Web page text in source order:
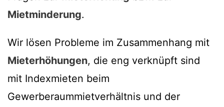
Mietminderung.
Wir lösen Probleme im Zusammenhang mit
Mieterhöhungen, die eng verknüpft sind
mit Indexmieten beim
Gewerberaummietverhältnis und der